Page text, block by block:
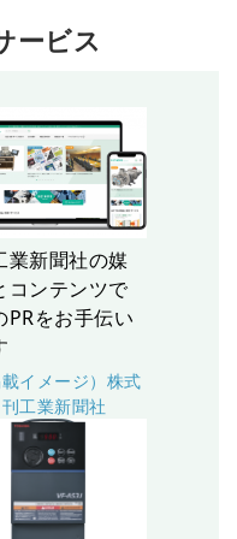
ービス
業新聞社の媒
コンテンツで
PRをお手伝い
載イメージ）株式
工業新聞社